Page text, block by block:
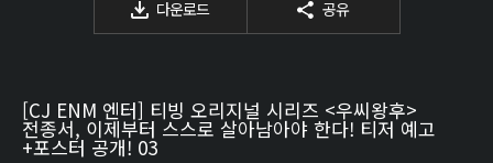
다운로드 공유
[CJ ENM 엔터] 티빙 오리지널 시리즈 <우씨왕후>
전종서, 이제부터 스스로 살아남아야 한다! 티저 예고
+포스터 공개! 03